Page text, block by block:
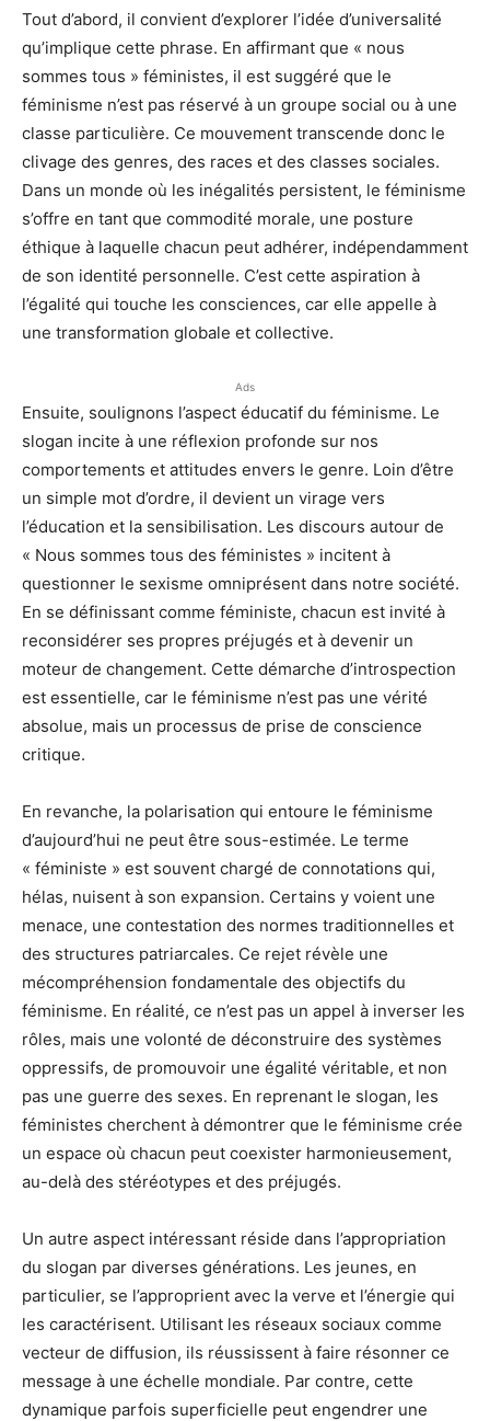
Tout d’abord, il convient d’explorer l’idée d’universalité
qu’implique cette phrase. En affirmant que « nous
sommes tous » féministes, il est suggéré que le
féminisme n’est pas réservé à un groupe social ou à une
classe particulière. Ce mouvement transcende donc le
clivage des genres, des races et des classes sociales.
Dans un monde où les inégalités persistent, le féminisme
s’offre en tant que commodité morale, une posture
éthique à laquelle chacun peut adhérer, indépendamment
de son identité personnelle. C’est cette aspiration à
l’égalité qui touche les consciences, car elle appelle à
une transformation globale et collective.
Ads
Ensuite, soulignons l’aspect éducatif du féminisme. Le
slogan incite à une réflexion profonde sur nos
comportements et attitudes envers le genre. Loin d’être
un simple mot d’ordre, il devient un virage vers
l’éducation et la sensibilisation. Les discours autour de
« Nous sommes tous des féministes » incitent à
questionner le sexisme omniprésent dans notre société.
En se définissant comme féministe, chacun est invité à
reconsidérer ses propres préjugés et à devenir un
moteur de changement. Cette démarche d’introspection
est essentielle, car le féminisme n’est pas une vérité
absolue, mais un processus de prise de conscience
critique.
En revanche, la polarisation qui entoure le féminisme
d’aujourd’hui ne peut être sous-estimée. Le terme
« féministe » est souvent chargé de connotations qui,
hélas, nuisent à son expansion. Certains y voient une
menace, une contestation des normes traditionnelles et
des structures patriarcales. Ce rejet révèle une
mécompréhension fondamentale des objectifs du
féminisme. En réalité, ce n’est pas un appel à inverser les
rôles, mais une volonté de déconstruire des systèmes
oppressifs, de promouvoir une égalité véritable, et non
pas une guerre des sexes. En reprenant le slogan, les
féministes cherchent à démontrer que le féminisme crée
un espace où chacun peut coexister harmonieusement,
au-delà des stéréotypes et des préjugés.
Un autre aspect intéressant réside dans l’appropriation
du slogan par diverses générations. Les jeunes, en
particulier, se l’approprient avec la verve et l’énergie qui
les caractérisent. Utilisant les réseaux sociaux comme
vecteur de diffusion, ils réussissent à faire résonner ce
message à une échelle mondiale. Par contre, cette
dynamique parfois superficielle peut engendrer une